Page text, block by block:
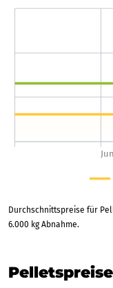
Durchschnittspreise für
6.000 kg Abnahme.